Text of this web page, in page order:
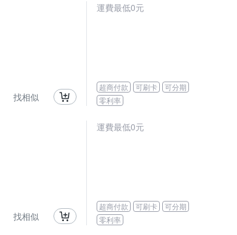
找相似
運費最低0元
超商付款 可刷卡
可分期
零利率
找相似
運費最低0元
超商付款 可刷卡
可分期
零利率